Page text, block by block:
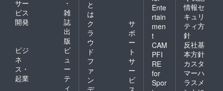
サー
ビス
開発
・
雑
誌
出
版
ビジ
ネ
ス・
起業
ビ
ュ
ー
テ
ィ
と
は
ク
ラ
ウ
ド
フ
ァ
ン
デ
サ
ポ
ー
ト
サ
ー
ビ
ス
Ente
rtain
men
t
CAM
PFI
RE
for
Spor
情報セ
キュリ
ティ方
針
反社基
本方針
カスタ
マーハ
ラスメ